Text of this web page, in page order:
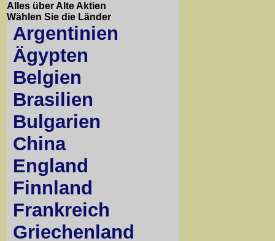
Alles über Alte Aktien
Wählen Sie die Länder
Argentinien
Ägypten
Belgien
Brasilien
Bulgarien
China
England
Finnland
Frankreich
Griechenland